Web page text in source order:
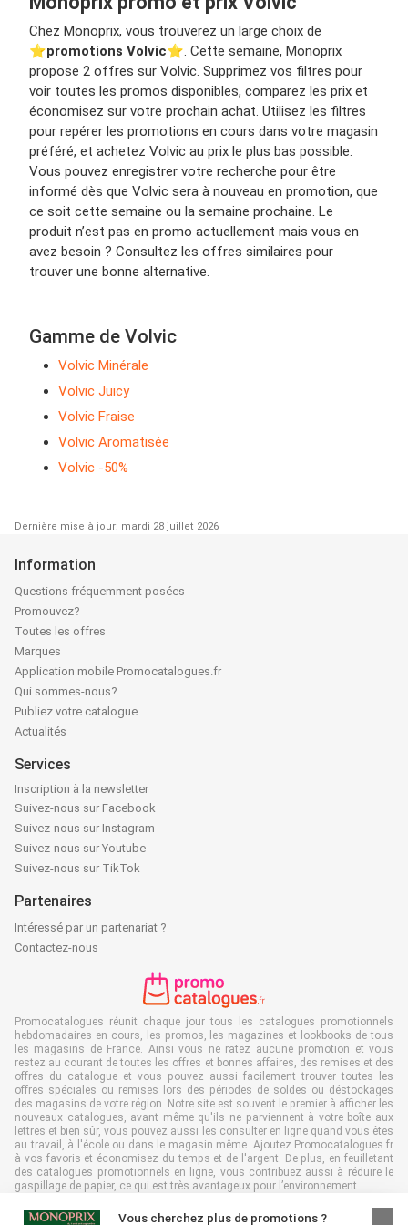
Chez Monoprix, vous trouverez un large choix de
⭐️promotions Volvic⭐️. Cette semaine, Monoprix
propose 2 offres sur Volvic. Supprimez vos filtres pour
voir toutes les promos disponibles, comparez les prix et
économisez sur votre prochain achat. Utilisez les filtres
pour repérer les promotions en cours dans votre magasin
préféré, et achetez Volvic au prix le plus bas possible.
Vous pouvez enregistrer votre recherche pour être
informé dès que Volvic sera à nouveau en promotion, que
ce soit cette semaine ou la semaine prochaine. Le
produit n’est pas en promo actuellement mais vous en
avez besoin ? Consultez les offres similaires pour
trouver une bonne alternative.
Gamme de Volvic
Volvic Minérale
Volvic Juicy
Volvic Fraise
Volvic Aromatisée
Volvic -50%
Dernière mise à jour: mardi 28 juillet 2026
Vous cherchez plus de promotions ?
Information
Questions fréquemment posées
Promouvez?
Toutes les offres
Marques
Application mobile Promocatalogues.fr
Qui sommes-nous?
Publiez votre catalogue
Actualités
Services
Inscription à la newsletter
Suivez-nous sur Facebook
Suivez-nous sur Instagram
Suivez-nous sur Youtube
Suivez-nous sur TikTok
Partenaires
Intéressé par un partenariat ?
Contactez-nous
Promocatalogues réunit chaque jour tous les catalogues promotionnels
hebdomadaires en cours, les promos, les magazines et lookbooks de tous
les magasins de France. Ainsi vous ne ratez aucune promotion et vous
restez au courant de toutes les offres et bonnes affaires, des remises et des
offres du catalogue et vous pouvez aussi facilement trouver toutes les
offres spéciales ou remises lors des périodes de soldes ou déstockages
des magasins de votre région. Notre site est souvent le premier à afficher les
nouveaux catalogues, avant même qu'ils ne parviennent à votre boîte aux
lettres et bien sûr, vous pouvez aussi les consulter en ligne quand vous êtes
au travail, à l'école ou dans le magasin même. Ajoutez Promocatalogues.fr
à vos favoris et économisez du temps et de l'argent. De plus, en feuilletant
des catalogues promotionnels en ligne, vous contribuez aussi à réduire le
gaspillage de papier, ce qui est très avantageux pour l’environnement.